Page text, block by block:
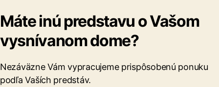
Máte inú predstavu o Vašom
vysnívanom dome?
Nezáväzne Vám vypracujeme prispôsobenú ponuku
podľa Vaších predstáv.